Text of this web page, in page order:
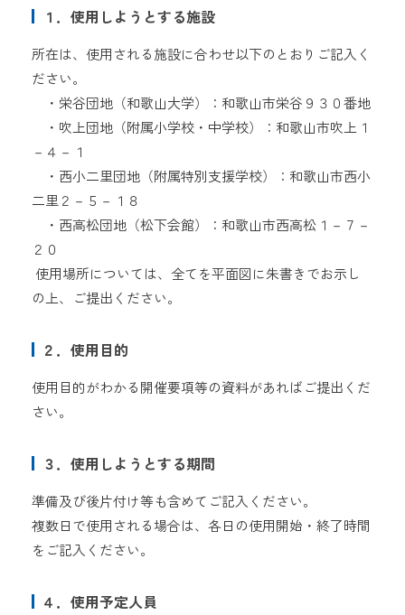
１．使用しようとする施設
所在は、使用される施設に合わせ以下のとおりご記入く
ださい。
・栄谷団地（和歌山大学）：和歌山市栄谷９３０番地
・吹上団地（附属小学校・中学校）：和歌山市吹上１
－４－１
・西小二里団地（附属特別支援学校）：和歌山市西小
二里２－５－１８
・西高松団地（松下会館）：和歌山市西高松１－７－
２０
使用場所については、全てを平面図に朱書きでお示し
の上、ご提出ください。
２．使用目的
使用目的がわかる開催要項等の資料があればご提出くだ
さい。
３．使用しようとする期間
準備及び後片付け等も含めてご記入ください。
複数日で使用される場合は、各日の使用開始・終了時間
をご記入ください。
４．使用予定人員